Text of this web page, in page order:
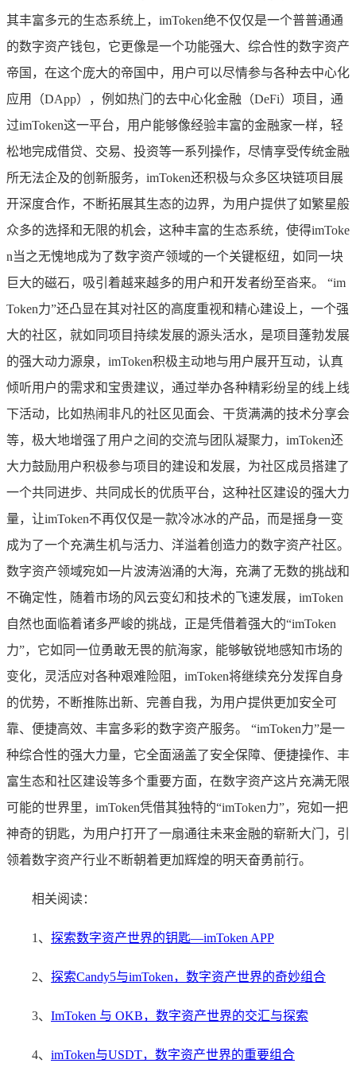
其丰富多元的生态系统上，imToken绝不仅仅是一个普普通通
的数字资产钱包，它更像是一个功能强大、综合性的数字资产
帝国，在这个庞大的帝国中，用户可以尽情参与各种去中心化
应用（DApp），例如热门的去中心化金融（DeFi）项目，通
过imToken这一平台，用户能够像经验丰富的金融家一样，轻
松地完成借贷、交易、投资等一系列操作，尽情享受传统金融
所无法企及的创新服务，imToken还积极与众多区块链项目展
开深度合作，不断拓展其生态的边界，为用户提供了如繁星般
众多的选择和无限的机会，这种丰富的生态系统，使得imToke
n当之无愧地成为了数字资产领域的一个关键枢纽，如同一块
巨大的磁石，吸引着越来越多的用户和开发者纷至沓来。 “im
Token力”还凸显在其对社区的高度重视和精心建设上，一个强
大的社区，就如同项目持续发展的源头活水，是项目蓬勃发展
的强大动力源泉，imToken积极主动地与用户展开互动，认真
倾听用户的需求和宝贵建议，通过举办各种精彩纷呈的线上线
下活动，比如热闹非凡的社区见面会、干货满满的技术分享会
等，极大地增强了用户之间的交流与团队凝聚力，imToken还
大力鼓励用户积极参与项目的建设和发展，为社区成员搭建了
一个共同进步、共同成长的优质平台，这种社区建设的强大力
量，让imToken不再仅仅是一款冷冰冰的产品，而是摇身一变
成为了一个充满生机与活力、洋溢着创造力的数字资产社区。
数字资产领域宛如一片波涛汹涌的大海，充满了无数的挑战和
不确定性，随着市场的风云变幻和技术的飞速发展，imToken
自然也面临着诸多严峻的挑战，正是凭借着强大的“imToken
力”，它如同一位勇敢无畏的航海家，能够敏锐地感知市场的
变化，灵活应对各种艰难险阻，imToken将继续充分发挥自身
的优势，不断推陈出新、完善自我，为用户提供更加安全可
靠、便捷高效、丰富多彩的数字资产服务。 “imToken力”是一
种综合性的强大力量，它全面涵盖了安全保障、便捷操作、丰
富生态和社区建设等多个重要方面，在数字资产这片充满无限
可能的世界里，imToken凭借其独特的“imToken力”，宛如一把
神奇的钥匙，为用户打开了一扇通往未来金融的崭新大门，引
领着数字资产行业不断朝着更加辉煌的明天奋勇前行。
相关阅读：
1、 探索数字资产世界的钥匙—imToken APP
2、 探索Candy5与imToken，数字资产世界的奇妙组合
3、 ImToken 与 OKB，数字资产世界的交汇与探索
4、 imToken与USDT，数字资产世界的重要组合